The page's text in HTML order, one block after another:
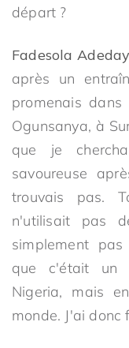
départ ?
Fadesola
après un
promenais
Ogunsanya, à
que je
savoureuse
trouvais pas.
n'utilisait pas
simplement
que c'était un
Nigeria, mais
monde. J'ai donc